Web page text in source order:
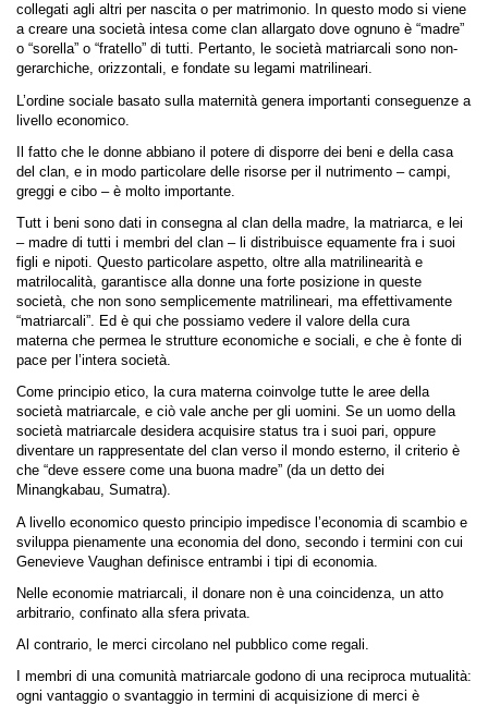
collegati agli altri per nascita o per matrimonio. In questo modo si viene
a creare una società intesa come clan allargato dove ognuno è “madre”
o “sorella” o “fratello” di tutti. Pertanto, le società matriarcali sono non-
gerarchiche, orizzontali, e fondate su legami matrilineari.
L’ordine sociale basato sulla maternità genera importanti conseguenze a
livello economico.
Il fatto che le donne abbiano il potere di disporre dei beni e della casa
del clan, e in modo particolare delle risorse per il nutrimento – campi,
greggi e cibo – è molto importante.
Tutt i beni sono dati in consegna al clan della madre, la matriarca, e lei
– madre di tutti i membri del clan – li distribuisce equamente fra i suoi
figli e nipoti. Questo particolare aspetto, oltre alla matrilinearità e
matrilocalità, garantisce alla donne una forte posizione in queste
società, che non sono semplicemente matrilineari, ma effettivamente
“matriarcali”. Ed è qui che possiamo vedere il valore della cura
materna che permea le strutture economiche e sociali, e che è fonte di
pace per l’intera società.
Come principio etico, la cura materna coinvolge tutte le aree della
società matriarcale, e ciò vale anche per gli uomini. Se un uomo della
società matriarcale desidera acquisire status tra i suoi pari, oppure
diventare un rappresentate del clan verso il mondo esterno, il criterio è
che “deve essere come una buona madre” (da un detto dei
Minangkabau, Sumatra).
A livello economico questo principio impedisce l’economia di scambio e
sviluppa pienamente una economia del dono, secondo i termini con cui
Genevieve Vaughan definisce entrambi i tipi di economia.
Nelle economie matriarcali, il donare non è una coincidenza, un atto
arbitrario, confinato alla sfera privata.
Al contrario, le merci circolano nel pubblico come regali.
I membri di una comunità matriarcale godono di una reciproca mutualità:
ogni vantaggio o svantaggio in termini di acquisizione di merci è